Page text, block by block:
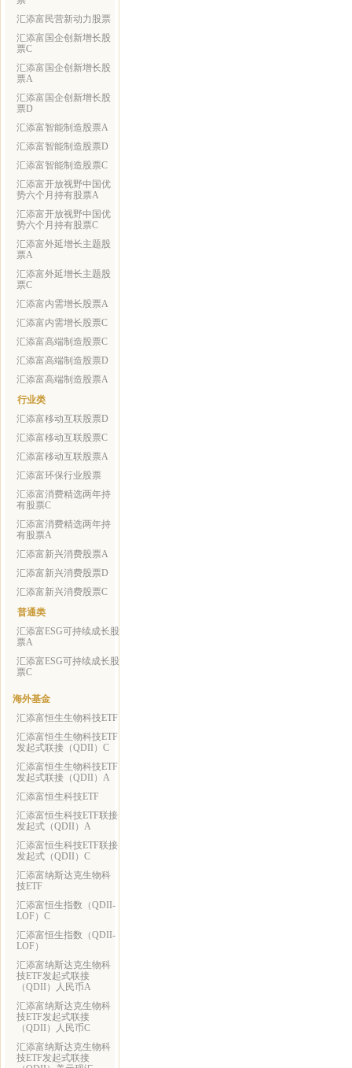
汇添富民营新动力股票
汇添富国企创新增长股
票C
汇添富国企创新增长股
票A
汇添富国企创新增长股
票D
汇添富智能制造股票A
汇添富智能制造股票D
汇添富智能制造股票C
汇添富开放视野中国优
势六个月持有股票A
汇添富开放视野中国优
势六个月持有股票C
汇添富外延增长主题股
票A
汇添富外延增长主题股
票C
汇添富内需增长股票A
汇添富内需增长股票C
汇添富高端制造股票C
汇添富高端制造股票D
汇添富高端制造股票A
行业类
汇添富移动互联股票D
汇添富移动互联股票C
汇添富移动互联股票A
汇添富环保行业股票
汇添富消费精选两年持
有股票C
汇添富消费精选两年持
有股票A
汇添富新兴消费股票A
汇添富新兴消费股票D
汇添富新兴消费股票C
普通类
汇添富ESG可持续成长股
票A
汇添富ESG可持续成长股
票C
海外基金
汇添富恒生生物科技ETF
汇添富恒生生物科技ETF
发起式联接（QDII）C
汇添富恒生生物科技ETF
发起式联接（QDII）A
汇添富恒生科技ETF
汇添富恒生科技ETF联接
发起式（QDII）A
汇添富恒生科技ETF联接
发起式（QDII）C
汇添富纳斯达克生物科
技ETF
汇添富恒生指数（QDII-
LOF）C
汇添富恒生指数（QDII-
LOF）
汇添富纳斯达克生物科
技ETF发起式联接
（QDII）人民币A
汇添富纳斯达克生物科
技ETF发起式联接
（QDII）人民币C
汇添富纳斯达克生物科
技ETF发起式联接